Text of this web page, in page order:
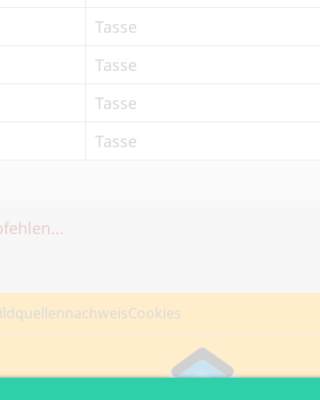
Tasse
Tasse
Tasse
Tasse
Cookies